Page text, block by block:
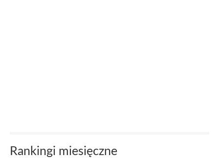
Rankingi miesięczne